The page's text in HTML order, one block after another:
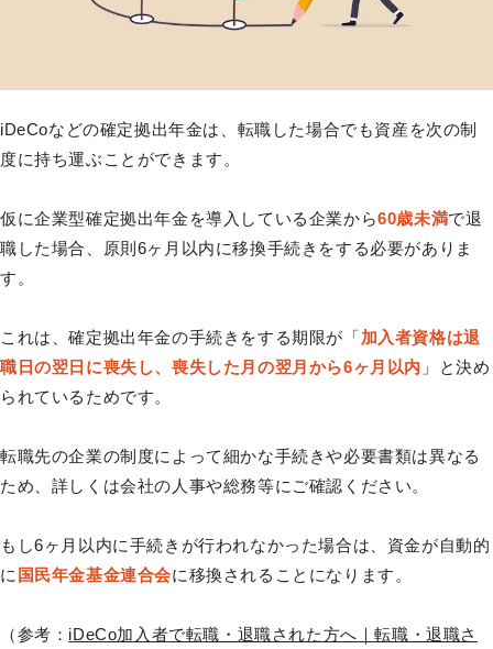
iDeCoなどの確定拠出年金は、転職した場合でも資産を次の制
度に持ち運ぶことができます。
仮に企業型確定拠出年金を導入している企業から60歳未満で退
職した場合、原則6ヶ月以内に移換手続きをする必要がありま
す。
これは、確定拠出年金の手続きをする期限が「加入者資格は退
職日の翌日に喪失し、喪失した月の翌月から6ヶ月以内 」と決め
られているためです。
転職先の企業の制度によって細かな手続きや必要書類は異なる
ため、詳しくは会社の人事や総務等にご確認ください。
もし6ヶ月以内に手続きが行われなかった場合は、資金が自動的
に 国民年金基金連合会に移換されることになります。
（参考： iDeCo加入者で転職・退職された方へ｜転職・退職さ